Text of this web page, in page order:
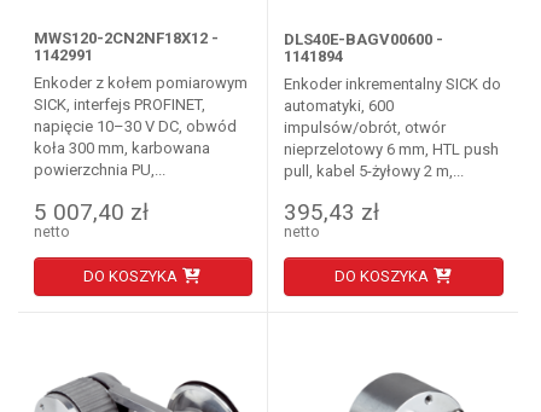
MWS120-2CN2NF18X12 -
1142991
Enkoder z kołem pomiarowym
SICK, interfejs PROFINET,
napięcie 10–30 V DC, obwód
koła 300 mm, karbowana
powierzchnia PU,...
5 007,40 zł
netto
DO KOSZYKA
DLS40E-BAGV00600 -
1141894
Enkoder inkrementalny SICK do
automatyki, 600
impulsów/obrót, otwór
nieprzelotowy 6 mm, HTL push
pull, kabel 5-żyłowy 2 m,...
395,43 zł
netto
DO KOSZYKA